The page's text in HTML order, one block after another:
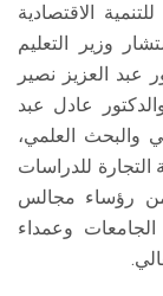
الاقتصادية
وزير التعليم
عبد العزيز نصير
عادل عبد
والبحث العلمي،
التجارة للدراسات
رؤساء مجالس
وعمداء